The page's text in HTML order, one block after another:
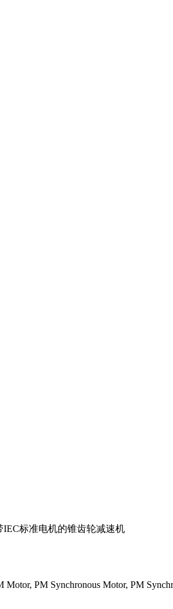
IEC标准电机的锥齿轮减速机
PM Synchronous Motor, PM